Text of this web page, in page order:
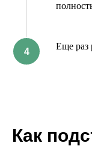
Еще раз
Как